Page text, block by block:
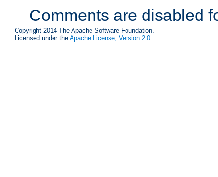
Comments are disabled
Copyright 2014 The Apache Software Foundation.
Licensed under the Apache License, Version 2.0.